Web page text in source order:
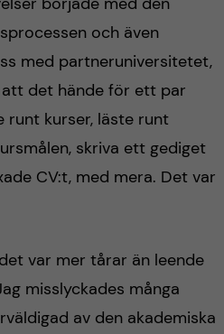
och även
med partneruniversitetet,
det hände för ett par
runt kurser, läste runt
skriva ett gediget
CV:t, med mera. Det var
var mer tårar än leende
misslyckades många
av den akademiska